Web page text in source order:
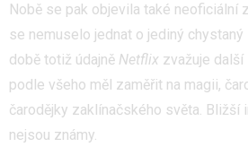
Nobě se pak objevila také neoficiální
se nemuselo jednat o jediný
době totiž údajně Netflix zvažuje
podle všeho měl zaměřit na magii,
čarodějky zaklínačského světa. Bližší
nejsou známy.